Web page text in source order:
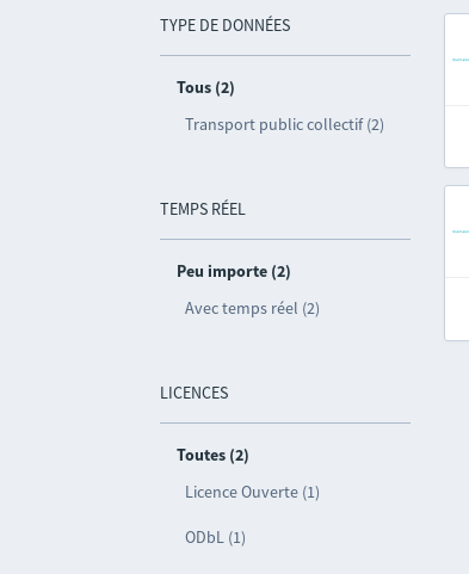
TYPE DE DONNÉES
Tous (2)
Transport public collectif (2)
TEMPS RÉEL
Peu importe (2)
Avec temps réel (2)
LICENCES
Toutes (2)
Licence Ouverte (1)
ODbL (1)